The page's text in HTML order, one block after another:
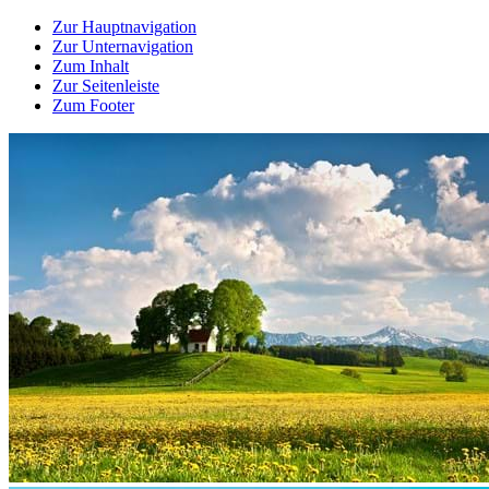
Zur Hauptnavigation
Zur Unternavigation
Zum Inhalt
Zur Seitenleiste
Zum Footer